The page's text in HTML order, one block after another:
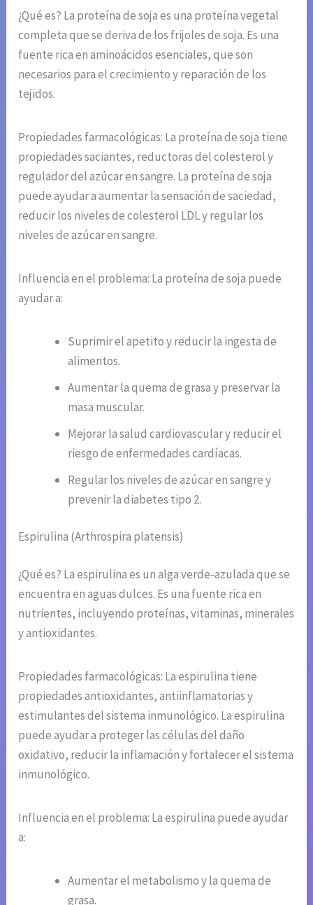
¿Qué es? La proteína de soja es una proteína vegetal
completa que se deriva de los frijoles de soja. Es una
fuente rica en aminoácidos esenciales, que son
necesarios para el crecimiento y reparación de los
tejidos.
Propiedades farmacológicas: La proteína de soja tiene
propiedades saciantes, reductoras del colesterol y
regulador del azúcar en sangre. La proteína de soja
puede ayudar a aumentar la sensación de saciedad,
reducir los niveles de colesterol LDL y regular los
niveles de azúcar en sangre.
Influencia en el problema: La proteína de soja puede
ayudar a:
Suprimir el apetito y reducir la ingesta de
alimentos.
Aumentar la quema de grasa y preservar la
masa muscular.
Mejorar la salud cardiovascular y reducir el
riesgo de enfermedades cardíacas.
Regular los niveles de azúcar en sangre y
prevenir la diabetes tipo 2.
Espirulina (Arthrospira platensis)
¿Qué es? La espirulina es un alga verde-azulada que se
encuentra en aguas dulces. Es una fuente rica en
nutrientes, incluyendo proteínas, vitaminas, minerales
y antioxidantes.
Propiedades farmacológicas: La espirulina tiene
propiedades antioxidantes, antiinflamatorias y
estimulantes del sistema inmunológico. La espirulina
puede ayudar a proteger las células del daño
oxidativo, reducir la inflamación y fortalecer el sistema
inmunológico.
Influencia en el problema: La espirulina puede ayudar
a:
Aumentar el metabolismo y la quema de
grasa.